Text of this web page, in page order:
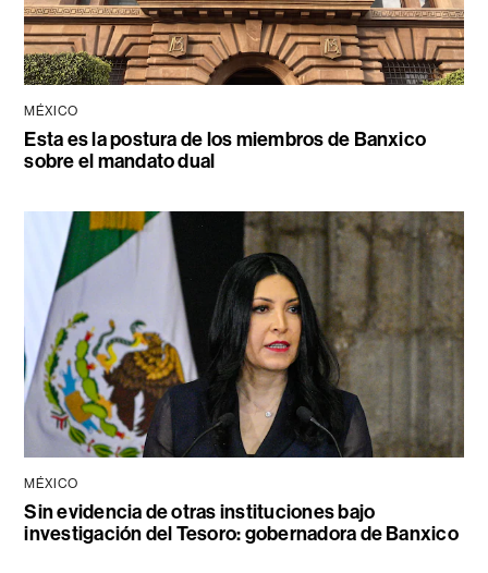
MÉXICO
Esta es la postura de los miembros de Banxico
sobre el mandato dual
MÉXICO
Sin evidencia de otras instituciones bajo
investigación del Tesoro: gobernadora de Banxico